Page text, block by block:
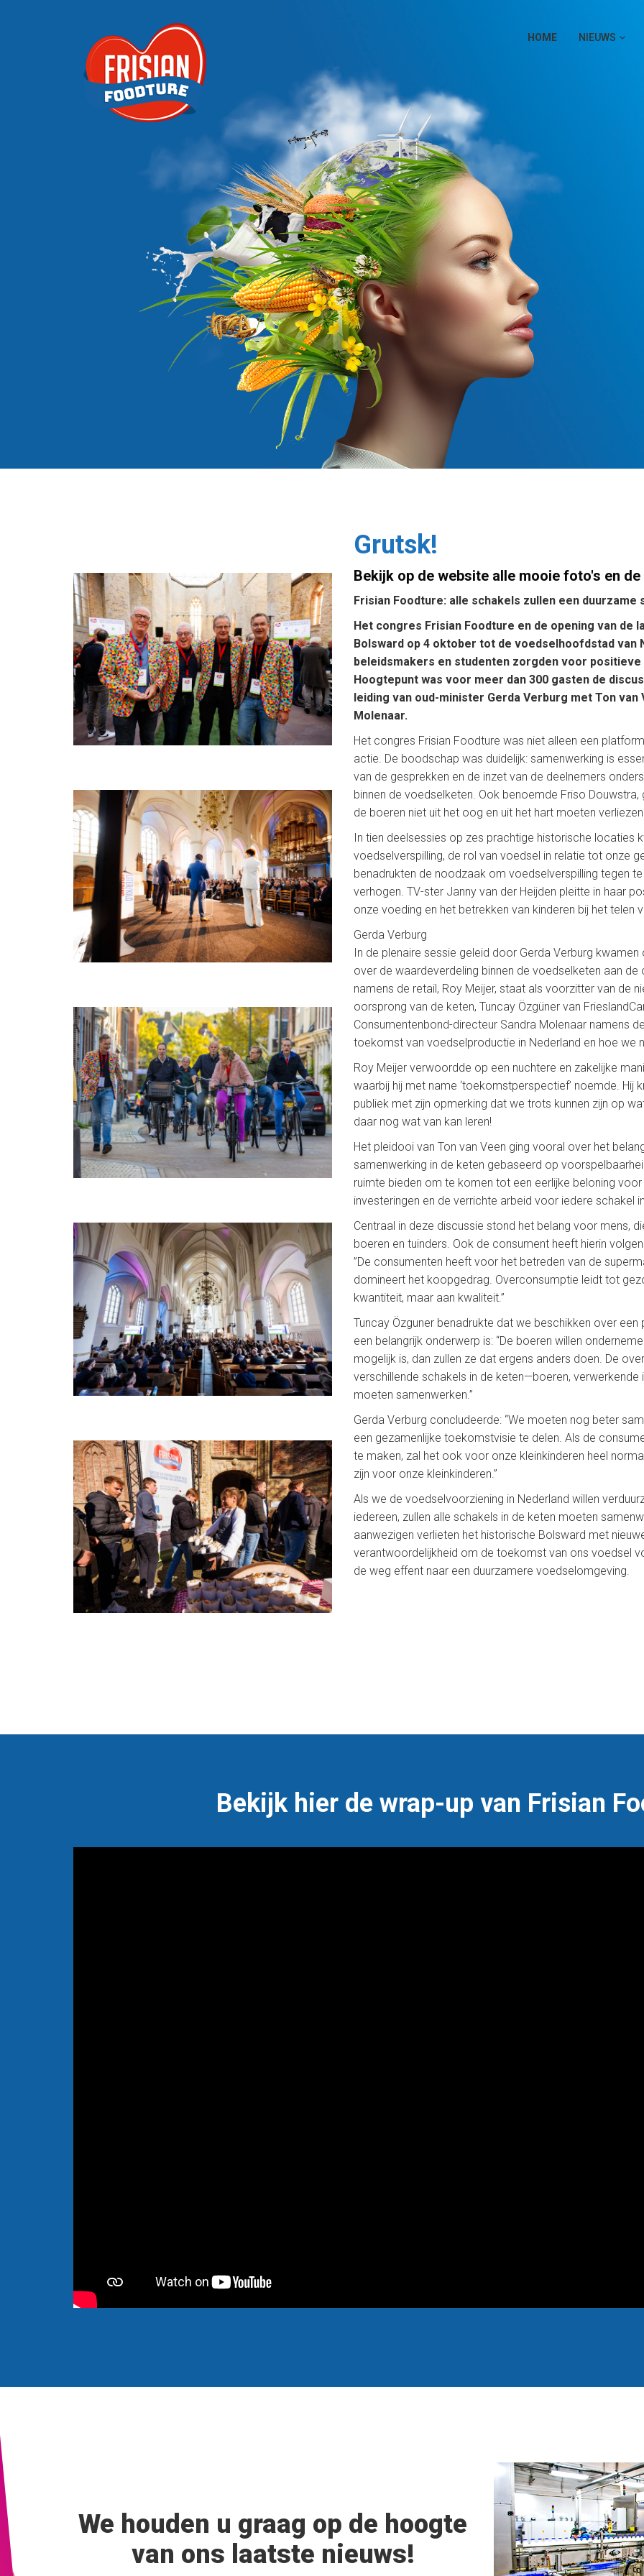
HOME NIEUWS
Grutsk!
Bekijk op de website alle mooie foto's en de
Frisian Foodture: alle schakels zullen een duurzame
Het congres Frisian Foodture en de opening van de
Bolsward op 4 oktober tot de voedselhoofdstad van
beleidsmakers en studenten zorgden voor
Hoogtepunt was voor meer dan 300 gasten de
leiding van oud-minister Gerda Verburg met Ton van
Molenaar.
Het congres Frisian Foodture was niet alleen een
actie. De boodschap was duidelijk: samenwerking is
van de gesprekken en de inzet van de deelnemers
binnen de voedselketen. Ook benoemde Friso
de boeren niet uit het oog en uit het hart moeten
In tien deelsessies op zes prachtige historische locaties
voedselverspilling, de rol van voedsel in relatie tot onze
benadrukten de noodzaak om voedselverspilling tegen
verhogen. TV-ster Janny van der Heijden pleitte in haar
onze voeding en het betrekken van kinderen bij het telen
Gerda Verburg
In de plenaire sessie geleid door Gerda Verburg
over de waardeverdeling binnen de voedselketen aan de
namens de retail, Roy Meijer, staat als voorzitter van de
oorsprong van de keten, Tuncay Özgüner van
Consumentenbond-directeur Sandra Molenaar namens
toekomst van voedselproductie in Nederland en hoe we
Roy Meijer verwoordde op een nuchtere en zakelijke
waarbij hij met name ‘toekomstperspectief’ noemde. Hij
publiek met zijn opmerking dat we trots kunnen zijn op
daar nog wat van kan leren!
Het pleidooi van Ton van Veen ging vooral over het
samenwerking in de keten gebaseerd op
ruimte bieden om te komen tot een eerlijke beloning
investeringen en de verrichte arbeid voor iedere schakel
Centraal in deze discussie stond het belang voor mens,
boeren en tuinders. Ook de consument heeft hierin
”De consumenten heeft voor het betreden van de
domineert het koopgedrag. Overconsumptie leidt tot
kwantiteit, maar aan kwaliteit.”
Tuncay Özguner benadrukte dat we beschikken over
een belangrijk onderwerp is: “De boeren willen
mogelijk is, dan zullen ze dat ergens anders doen. De
verschillende schakels in de keten—boeren,
moeten samenwerken.”
Gerda Verburg concludeerde: “We moeten nog beter
een gezamenlijke toekomstvisie te delen. Als de
te maken, zal het ook voor onze kleinkinderen heel
zijn voor onze kleinkinderen.”
Als we de voedselvoorziening in Nederland willen
iedereen, zullen alle schakels in de keten moeten
aanwezigen verlieten het historische Bolsward met
verantwoordelijkheid om de toekomst van ons voedsel
de weg effent naar een duurzamere voedselomgeving.
Bekijk hier de wrap-up van Frisian
We houden u graag op de hoogte
van ons laatste nieuws!